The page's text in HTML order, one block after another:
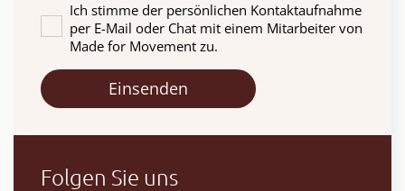
Ich stimme der persönlichen Kontaktaufnahme
per E-Mail oder Chat mit einem Mitarbeiter von
Made for Movement zu.
Folgen Sie uns